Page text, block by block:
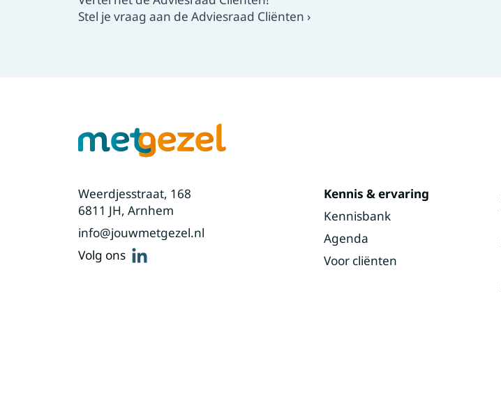
Stel je vraag aan de Adviesraad Cliënten ›
Weerdjesstraat, 168
6811 JH, Arnhem
info@jouwmetgezel.nl
Volg ons linkedin
Kennis & ervaring
Kennisbank
Agenda
Voor cliënten